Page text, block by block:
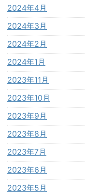
2024年4月
2024年3月
2024年2月
2024年1月
2023年11月
2023年10月
2023年9月
2023年8月
2023年7月
2023年6月
2023年5月